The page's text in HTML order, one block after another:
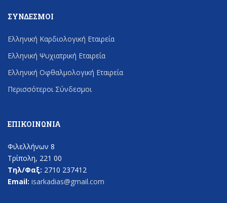
ΣΎΝΔΕΣΜΟΙ
Ελληνική Καρδιολογική Εταιρεία
Ελληνική Ψυχιατρική Εταιρεία
Ελληνική Οφθαλμολογική Εταιρεία
Περισσότεροι Σύνδεσμοι
ΕΠΙΚΟΙΝΩΝΊΑ
Φιλελλήνων 8
Τρίπολη, 221 00
Τηλ/Φαξ: 2710 237412
Email: isarkadias@gmail.com